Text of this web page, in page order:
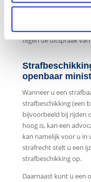
Heeft u een
en raadpleeg meteen
de noodzakelijkheid
tegen de uitspraak
openbaar
Wanneer u een
strafbeschikking (een
bijvoorbeeld bij rijden
hoog is, kan een
kan namelijk voor u in
strafrecht stelt u een
strafbeschikking op.
Daarnaast kunt u een